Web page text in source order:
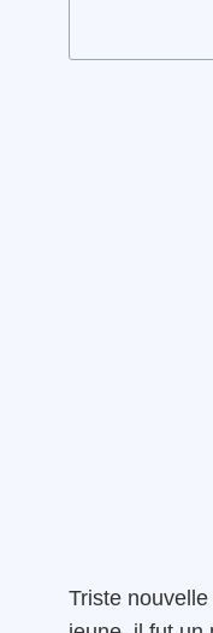
Triste